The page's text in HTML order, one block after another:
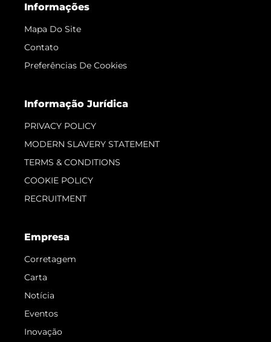
Informações
Mapa Do Site
Contato
Preferências De Cookies
Informação Jurídica
PRIVACY POLICY
MODERN SLAVERY STATEMENT
TERMS & CONDITIONS
COOKIE POLICY
RECRUITMENT
Empresa
Corretagem
Carta
Notícia
Eventos
Inovação